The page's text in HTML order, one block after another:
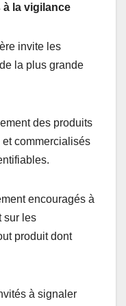
à la vigilance
invite les
la plus grande
des produits
commercialisés
encouragés à
sur les
produit dont
à signaler